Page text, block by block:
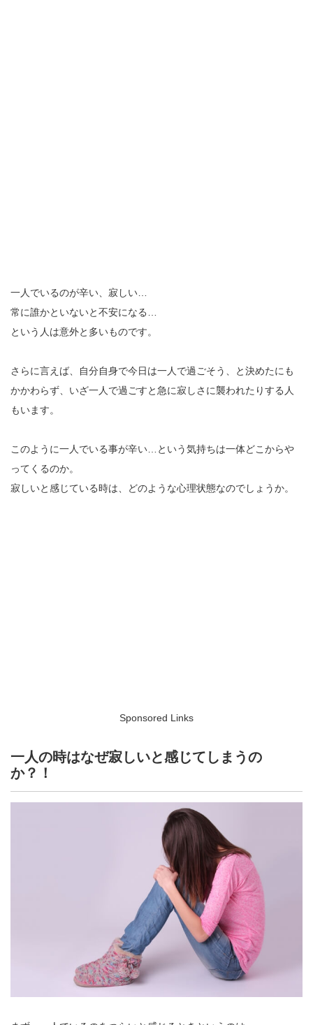
一人でいるのが辛い、寂しい…
常に誰かといないと不安になる…
という人は意外と多いものです。
さらに言えば、自分自身で今日は一人で過ごそう、と決めたにも
かかわらず、いざ一人で過ごすと急に寂しさに襲われたりする人
もいます。
このように一人でいる事が辛い…という気持ちは一体どこからや
ってくるのか。
寂しいと感じている時は、どのような心理状態なのでしょうか。
Sponsored Links
一人の時はなぜ寂しいと感じてしまうの
か？！